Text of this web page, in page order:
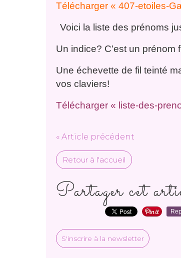
Télécharger « 407-etoiles-
Voici la liste des prénoms
Un indice? C'est un prénom
Une échevette de fil teinté
vos claviers!
Télécharger « liste-des-
« Article précédent
Retour à l'accueil
Partager cet
S'inscrire à la newsletter